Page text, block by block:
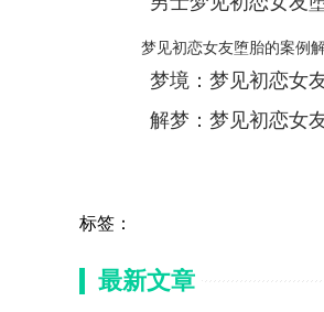
梦见初恋女友堕胎的案例
梦境：梦见初恋女友
解梦：梦见初恋女友
标签：
最新文章